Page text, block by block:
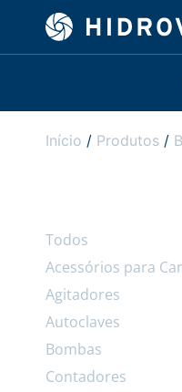
Início / Produtos /
Todos
Acessórios para
Agitadores
Autoclaves
Bombas
Contadores